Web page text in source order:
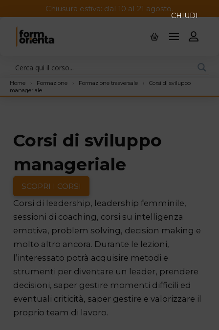
Chiusura estiva: dal 10 al 21 agosto.
Home › Formazione › Formazione trasversale ›
Corsi di sviluppo
manageriale
Corsi di sviluppo
manageriale
SCOPRI I CORSI
Corsi di leadership, leadership femminile,
sessioni di coaching, corsi su intelligenza
emotiva, problem solving, decision making e
molto altro ancora. Durante le lezioni,
l’interessato potrà acquisire metodi e
strumenti per diventare un leader, prendere
decisioni, saper gestire momenti difficili ed
eventuali criticità, saper gestire e valorizzare il
proprio team di lavoro.
CHIUDI